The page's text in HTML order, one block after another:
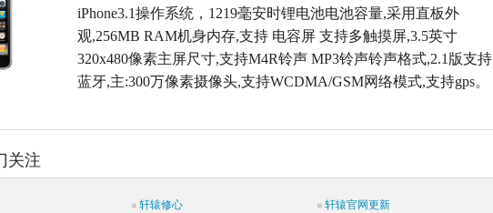
iPhone3.1操作系统，1219毫安时锂电池电池容量,采用直板外
观,256MB RAM机身内存,支持 电容屏 支持多触摸屏,3.5英寸
320x480像素主屏尺寸,支持M4R铃声 MP3铃声铃声格式,2.1版支持
蓝牙,主:300万像素摄像头,支持WCDMA/GSM网络模式,支持gps。
关注
轩辕修心
轩辕官网更新